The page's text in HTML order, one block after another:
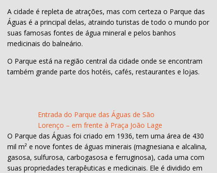
A cidade é repleta de atrações, mas com certeza o Parque das
Águas é a principal delas, atraindo turistas de todo o mundo por
suas famosas fontes de água mineral e pelos banhos
medicinais do balneário.
O Parque está na região central da cidade onde se encontram
também grande parte dos hotéis, cafés, restaurantes e lojas.
Entrada do Parque das Águas de São
Lorenço – em frente à Praça João Lage
O Parque das Águas foi criado em 1936, tem uma área de 430
mil m² e nove fontes de águas minerais (magnesiana e alcalina,
gasosa, sulfurosa, carbogasosa e ferruginosa), cada uma com
suas propriedades terapêuticas e medicinais. Ele é dividido em